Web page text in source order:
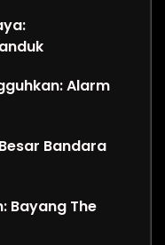
Alarm
Bandara
Bayang The